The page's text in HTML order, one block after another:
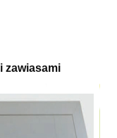
zawiasami